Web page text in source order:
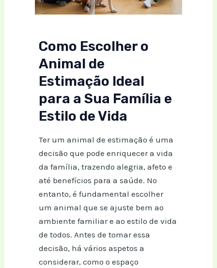
Como Escolher o
Animal de
Estimação Ideal
para a Sua Família e
Estilo de Vida
Ter um animal de estimação é uma
decisão que pode enriquecer a vida
da família, trazendo alegria, afeto e
até benefícios para a saúde. No
entanto, é fundamental escolher
um animal que se ajuste bem ao
ambiente familiar e ao estilo de vida
de todos. Antes de tomar essa
decisão, há vários aspetos a
considerar, como o espaço